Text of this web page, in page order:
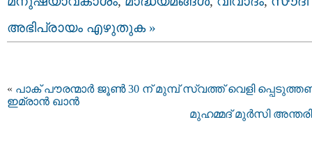
അഭിപ്രായം എഴുതുക »
« പാക് പൗരന്മാര്‍ ജൂണ്‍ 30 ന് മുമ്പ് സ്വത്ത് വെളി
ഇമ്രാന്‍ ഖാന്‍
മുഹമ്മദ് മുർസി